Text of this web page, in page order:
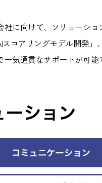
に向けて、ソリューショ
コアリングモデル開発」
気通貫なサポートが可能